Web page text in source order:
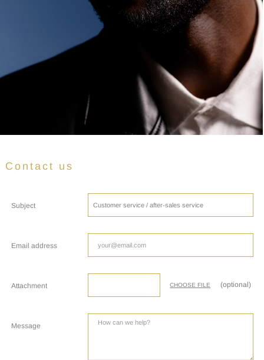
Contact us
Subject
Email address
Attachment CHOOSE FILE (optional)
Message